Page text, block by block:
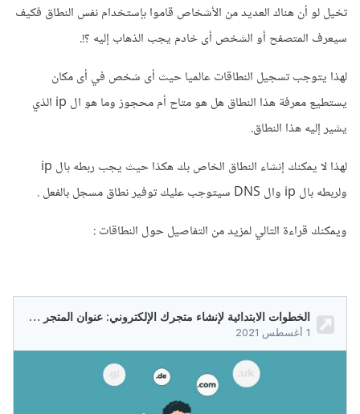
تخيل لو أن هناك العديد من الأشخاص قاموا بإستخدام نفس النطاق فكيف
سيعرف المتصفح أو الشخص أى خادم يجب الذهاب إليه ؟َ!.
لهذا يتوجب تسجيل النطاقات عالميا حيث أى شخص في أى مكان
يستطيع معرفة هذا النطاق هل هو متاح أم محجوز وما هو ال ip الذي
يشير إليه هذا النطاق.
لهذا لا يمكنك إنشاء النطاق الخاص بك هكذا حيث يجب ربطه بال ip
ولربطه بال ip وال DNS سيتوجب عليك توفير نطاق مسجل بالفعل .
ويمكنك قراءة التالي لمزيد من التفاصيل حول النطاقات